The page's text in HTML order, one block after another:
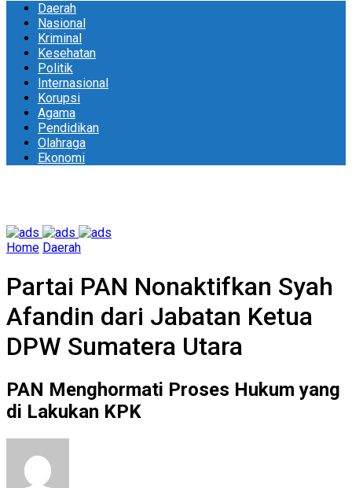
Daerah
Nasional
Kriminal
Kesehatan
Politik
Internasional
Korupsi
Agama
Pendidikan
Olahraga
Ekonomi
Home Daerah
Partai PAN Nonaktifkan Syah
Afandin dari Jabatan Ketua
DPW Sumatera Utara
PAN Menghormati Proses Hukum yang
di Lakukan KPK